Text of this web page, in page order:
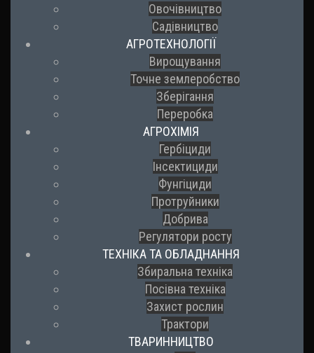
Овочівництво
Садівництво
АГРОТЕХНОЛОГІЇ
Вирощування
Точне землеробство
Зберігання
Переробка
АГРОХІМІЯ
Гербіциди
Інсектициди
Фунгіциди
Протруйники
Добрива
Регулятори росту
ТЕХНІКА ТА ОБЛАДНАННЯ
Збиральна техніка
Посівна техніка
Захист рослин
Трактори
ТВАРИННИЦТВО